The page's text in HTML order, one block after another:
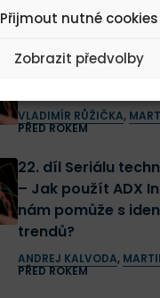
Přijmout nutné cookies
Zobrazit předvolby
ANDREJ KALVODA,
PŘED ROKEM
10. díl Seriálu
VLADIMÍR RŮŽIČKA,
PŘED ROKEM
22. díl Seriálu
– Jak použít ADX
nám pomůže s
trendů?
ANDREJ KALVODA,
PŘED ROKEM